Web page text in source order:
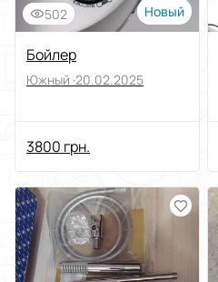
502 Новый
Бойлер
Южный ·20.02.2025
3800 грн.